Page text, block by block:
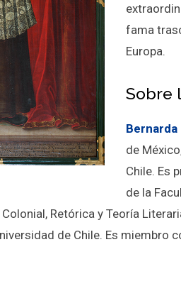
fama
Europa.
Sobre
Bernarda
de
Chile. Es
de la
Retórica y Teoría
de Chile. Es miembro